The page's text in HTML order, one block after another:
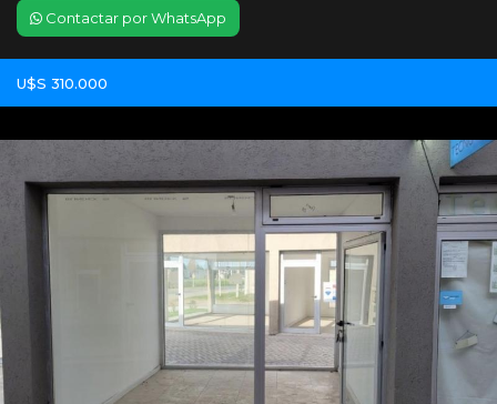
Contactar por WhatsApp
U$S 310.000